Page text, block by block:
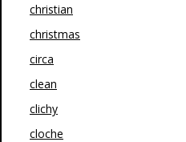
christian
christmas
circa
clean
clichy
cloche